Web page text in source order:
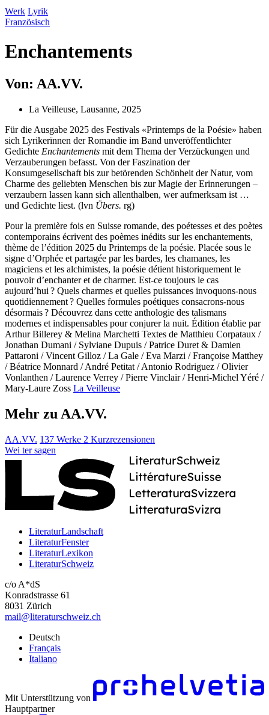
Werk Lyrik
Französisch
Enchantements
Von: AA.VV.
La Veilleuse, Lausanne, 2025
Für die Ausgabe 2025 des Festivals «Printemps de la Poésie» haben
sich Lyrikerïnnen der Romandie im Band unveröffentlichter
Gedichte Enchantements mit dem Thema der Verzückungen und
Verzauberungen befasst. Von der Faszination der
Konsumgesellschaft bis zur betörenden Schönheit der Natur, vom
Charme des geliebten Menschen bis zur Magie der Erinnerungen –
verzaubern lassen kann sich allenthalben, wer aufmerksam ist …
und Gedichte liest. (lvn Übers. rg)
Pour la première fois en Suisse romande, des poétesses et des poètes
contemporains écrivent des poèmes inédits sur les enchantements,
thème de l’édition 2025 du Printemps de la poésie. Placée sous le
signe d’Orphée et partagée par les bardes, les chamanes, les
magiciens et les alchimistes, la poésie détient historiquement le
pouvoir d’enchanter et de charmer. Est-ce toujours le cas
aujourd’hui ? Quels charmes et quelles puissances invoquons-nous
quotidiennement ? Quelles formules poétiques consacrons-nous
désormais ? Découvrez dans cette anthologie des talismans
modernes et indispensables pour conjurer la nuit. Édition établie par
Arthur Billerey & Melina Marchetti Textes de Matthieu Corpataux /
Jonathan Dumani / Sylviane Dupuis / Patrice Duret & Damien
Pattaroni / Vincent Gilloz / La Gale / Eva Marzi / Françoise Matthey
/ Béatrice Monnard / André Petitat / Antonio Rodriguez / Olivier
Vonlanthen / Laurence Verrey / Pierre Vinclair / Henri-Michel Yéré /
Mary-Laure Zoss La Veilleuse
Mehr zu AA.VV.
AA.VV. 137 Werke 2 Kurzrezensionen
Wei ter sagen
LiteraturLandschaft
LiteraturFenster
LiteraturLexikon
LiteraturSchweiz
c/o A*dS
Konradstrasse 61
8031 Zürich
mail@literaturschweiz.ch
Deutsch
Français
Italiano
Mit Unterstützung von
Hauptpartner